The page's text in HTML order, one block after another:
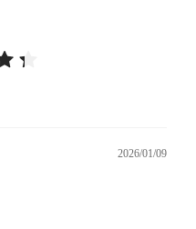
2026/01/09